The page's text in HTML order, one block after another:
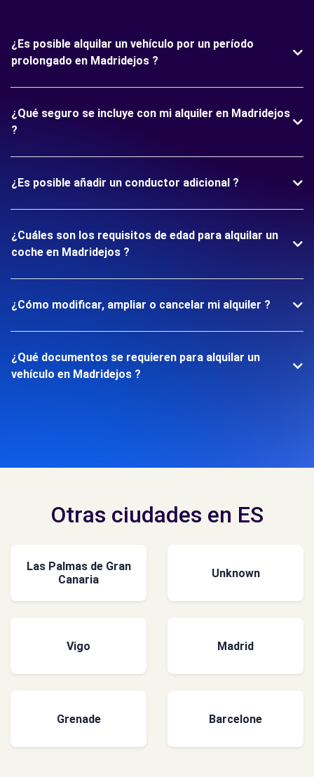
¿Es posible alquilar un vehículo por un período
prolongado en Madridejos ?
¿Qué seguro se incluye con mi alquiler en Madridejos
?
¿Es posible añadir un conductor adicional ?
¿Cuáles son los requisitos de edad para alquilar un
coche en Madridejos ?
¿Cómo modificar, ampliar o cancelar mi alquiler ?
¿Qué documentos se requieren para alquilar un
vehículo en Madridejos ?
Otras ciudades en ES
Las Palmas de Gran
Canaria
Unknown
Vigo Madrid
Grenade Barcelone